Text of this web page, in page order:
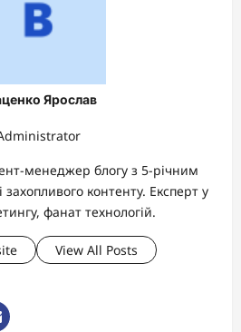
Ярослав
менеджер блогу з 5-річним
контенту. Експерт у
фанат технологій.
View All Posts